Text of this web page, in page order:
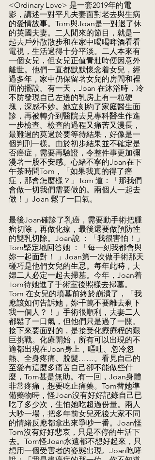
<Ordinary Love> 是一套2019年的電
影，講述一對平凡夫妻面對老去與生病
的愛情故事。Tom與Joan是一對退了休
的英國夫妻。二人閒來的節目，就是一
起去戶外散散步和在家中喝喝啤酒看看
電視，生活過得十分平淡。二人本來有
一個女兒，但女兒正值青壯時便因意外
離世。他們一直都默默懷念着女兒，經
過多年，家中仍保留著女兒的房間和裡
面的擺設。有一天，Joan 在沐浴時，冷
不防發現自己左邊的乳房上有一粒硬
塊，深感不妙。她立刻約了家庭醫生面
診，再被轉介到醫院去見專科醫生作進
一步檢查。檢查的過程又痛苦又漫長，
最難過的莫過於要等待結果，好像是一
個判刑一樣。由於初步結果並不確定是
否癌症，需要再驗證，令整件事更加彌
漫著一股不安感。心緒不寧的Joan在下
午茶時問Tom，「如果我真的得了癌
症，那會怎麼樣？」Tom 道：「那我們
會做一切我們需要做的。兩個人一起去
做！」Joan 鬆了一口氣。
最後Joan確診了乳癌，需要動手術把腫
瘤切除，再做化療，最後還要做預防性
的雙乳切除。Joan說 ：「我很害怕！」
Tom堅定地回答她 ：「每一刻我都會與
妳一起面對！ 」Joan第一次做手術那天
碰巧是他們女兒的生忌。每年此時，夫
婦二人必定一起去掃墓。今年，Joan着
Tom待她進了手術室後照樣去掃墓。
Tom 在女兒的墳墓前終於崩潰了，「我
應該如何告訴她，妳千萬不要離去剩下
我一個人？！」手術很順利，夫妻二人
都鬆了一口氣，但他們只是過了一關。
接下來要面對的，是接受化療療程的艱
巨挑戰。化療開始，所有可以出現的不
適都出現在Joan身上，嘔吐、忽冷忽
熱、全身疼痛、脫髮……。看見自己的
至愛有這麼多痛苦自己卻不能做些什
麼，Tom甚是無助。有一回，Joan身體
非常疼痛，想要吃止痛藥。Tom替她準
備藥物時，怪Joan沒有好好記錄自己已
吃了多少次，生怕她吃超過份量。兩人
大吵一場，把多年前女兒死後大家不同
的情緒反應都拿出來爭吵一番。Joan怪
Tom沒有好好悲哀，只是不停的生活下
去。Tom怪Joan永遠都不想好起來，只
想用一個受害者的姿態出現。Joan咆哮